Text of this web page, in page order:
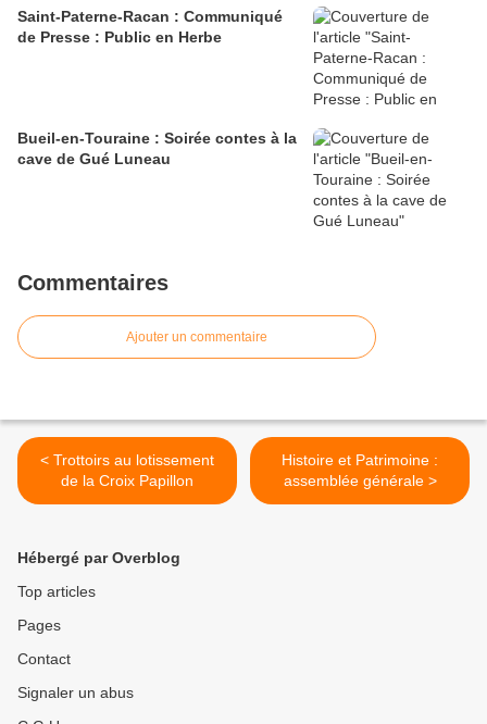
Saint-Paterne-Racan : Communiqué
de Presse : Public en Herbe
Bueil-en-Touraine : Soirée contes à la
cave de Gué Luneau
Commentaires
Ajouter un commentaire
< Trottoirs au lotissement
de la Croix Papillon
Histoire et Patrimoine :
assemblée générale >
Hébergé par Overblog
Top articles
Pages
Contact
Signaler un abus